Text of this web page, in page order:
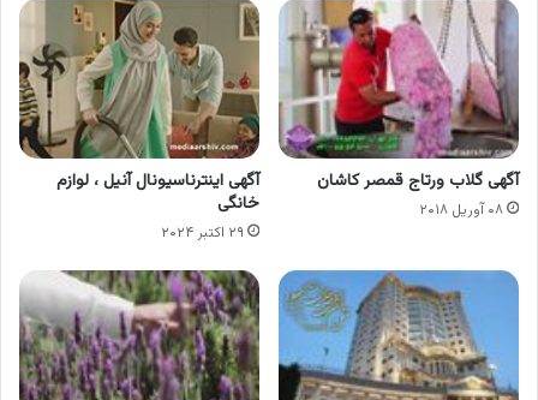
آگهی گلاب ورتاج قمصر کاشان
۰۸ آوریل ۲۰۱۸
آگهی اینترناسیونال آنیل ، لوازم
خانگی
۲۹ اکتبر ۲۰۲۴